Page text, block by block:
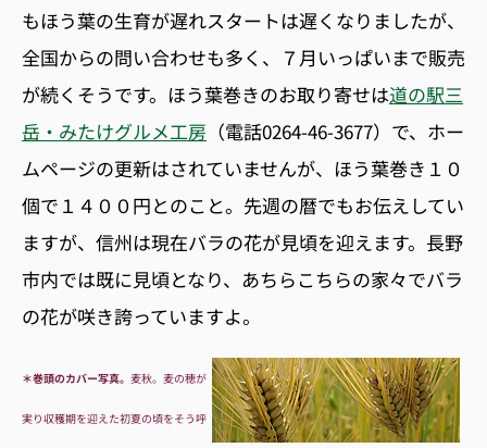
もほう葉の生育が遅れスタートは遅くなりましたが、
全国からの問い合わせも多く、７月いっぱいまで販売
が続くそうです。ほう葉巻きのお取り寄せは道の駅三
岳・みたけグルメ工房 （電話0264-46-3677）で、ホー
ムページの更新はされていませんが、ほう葉巻き１０
個で１４００円とのこと。先週の暦でもお伝えしてい
ますが、信州は現在バラの花が見頃を迎えます。長野
市内では既に見頃となり、あちらこちらの家々でバラ
の花が咲き誇っていますよ。
＊巻頭のカバー写真。 麦秋。麦の穂が
実り収穫期を迎えた初夏の頃をそう呼